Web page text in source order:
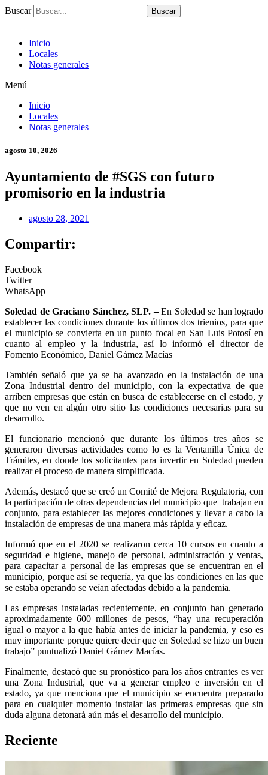
Buscar Buscar
Inicio
Locales
Notas generales
Menú
Inicio
Locales
Notas generales
agosto 10, 2026
Ayuntamiento de #SGS con futuro
promisorio en la industria
agosto 28, 2021
Compartir:
Facebook
Twitter
WhatsApp
Soledad de Graciano Sánchez, SLP. –En Soledad se han logrado
establecer las condiciones durante los últimos dos trienios, para que
el municipio se convierta en un punto focal en San Luis Potosí en
cuanto al empleo y la industria, así lo informó el director de
Fomento Económico, Daniel Gámez Macías
También señaló que ya se ha avanzado en la instalación de una
Zona Industrial dentro del municipio, con la expectativa de que
arriben empresas que están en busca de establecerse en el estado, y
que no ven en algún otro sitio las condiciones necesarias para su
desarrollo.
El funcionario mencionó que durante los últimos tres años se
generaron diversas actividades como lo es la Ventanilla Única de
Trámites, en donde los solicitantes para invertir en Soledad pueden
realizar el proceso de manera simplificada.
Además, destacó que se creó un Comité de Mejora Regulatoria, con
la participación de otras dependencias del municipio que trabajan en
conjunto, para establecer las mejores condiciones y llevar a cabo la
instalación de empresas de una manera más rápida y eficaz.
Informó que en el 2020 se realizaron cerca 10 cursos en cuanto a
seguridad e higiene, manejo de personal, administración y ventas,
para capacitar a personal de las empresas que se encuentran en el
municipio, porque así se requería, ya que las condiciones en las que
se estaba operando se veían afectadas debido a la pandemia.
Las empresas instaladas recientemente, en conjunto han generado
aproximadamente 600 millones de pesos, “hay una recuperación
igual o mayor a la que había antes de iniciar la pandemia, y eso es
muy importante porque quiere decir que en Soledad se hizo un buen
trabajo” puntualizó Daniel Gámez Macías.
Finalmente, destacó que su pronóstico para los años entrantes es ver
una Zona Industrial, que va a generar empleo e inversión en el
estado, ya que menciona que el municipio se encuentra preparado
para en cualquier momento instalar las primeras empresas que sin
duda alguna detonará aún más el desarrollo del municipio.
Reciente